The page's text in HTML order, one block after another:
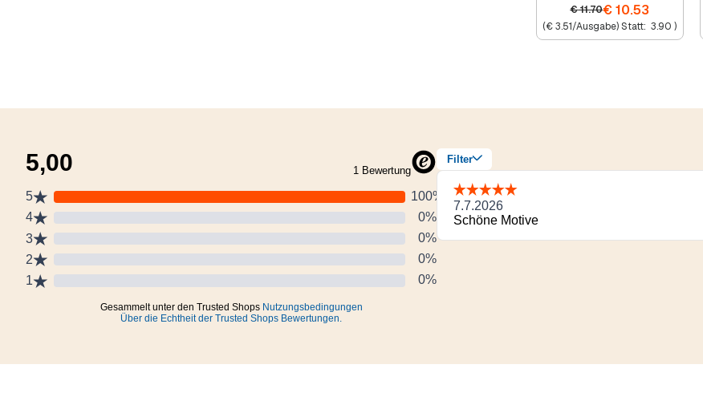
€11.70€10.53
(€3.51/Ausgabe) Statt: 3.90 )